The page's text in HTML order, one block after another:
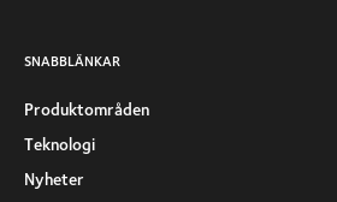
SNABBLÄNKAR
Produktområden
Teknologi
Nyheter